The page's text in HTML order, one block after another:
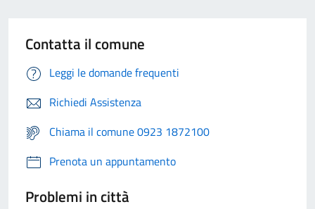
Contatta il comune
Leggi le domande frequenti
Richiedi Assistenza
Chiama il comune 0923 1872100
Prenota un appuntamento
Problemi in città